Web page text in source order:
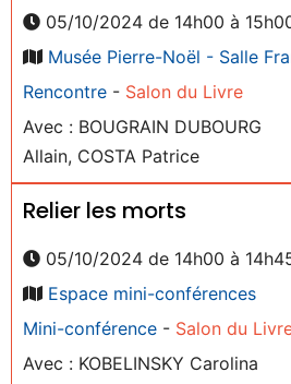
05/10/2024 de 14h00 à
Musée Pierre-Noël - Salle
Rencontre - Salon du Livre
Avec : BOUGRAIN DUBOURG
Allain, COSTA Patrice
Relier les morts
05/10/2024 de 14h00 à
Espace mini-conférences
Mini-conférence - Salon du
Avec : KOBELINSKY Carolina